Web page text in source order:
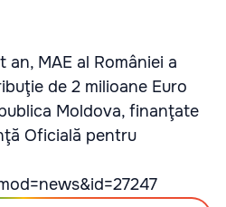
an, MAE al României a
de 2 milioane Euro
Moldova, finanţate
Oficială pentru